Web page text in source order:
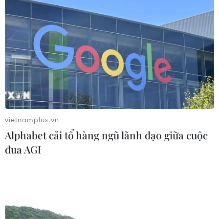
lược" thiết kế chính sách đô thị Thủ
đô
27/05/2026 04:28
Các nhà khoa học Israel phát triển
phương pháp điều trị dị ứng đậu
phộng
23/05/2026 10:40
Hệ sinh thái khởi
nghiệp Thành phố Hồ Chí Minh xếp
Thành phố Hồ Chí Minh vào Top 100
vietnamplus.vn
Alphabet cải tổ hàng ngũ lãnh đạo giữa cuộc
đua AGI